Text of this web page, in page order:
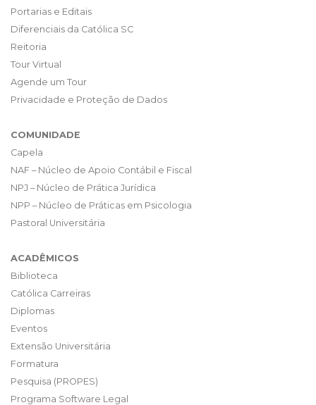
Portarias e Editais
Diferenciais da Católica SC
Reitoria
Tour Virtual
Agende um Tour
Privacidade e Proteção de Dados
COMUNIDADE
Capela
NAF – Núcleo de Apoio Contábil e Fiscal
NPJ – Núcleo de Prática Jurídica
NPP – Núcleo de Práticas em Psicologia
Pastoral Universitária
ACADÊMICOS
Biblioteca
Católica Carreiras
Diplomas
Eventos
Extensão Universitária
Formatura
Pesquisa (PROPES)
Programa Software Legal